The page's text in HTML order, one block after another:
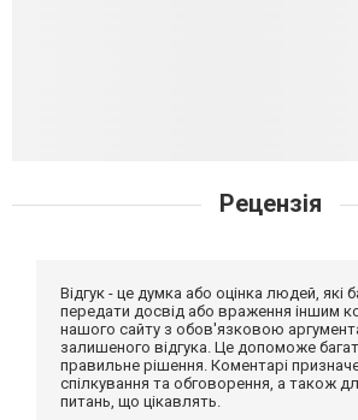
Рецензія
Відгук - це думка або оцінка людей, які
передати досвід або враження іншим
нашого сайту з обов'язковою
залишеного відгука. Це допоможе
правильне рішення. Коментарі
спілкування та обговорення, а також
питань, що цікавлять.